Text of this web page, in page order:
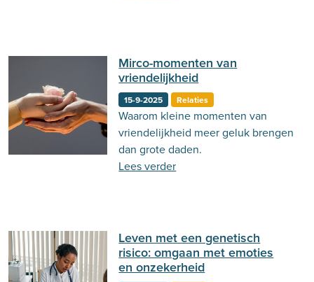
Mirco-momenten van
vriendelijkheid
15-9-2025 Relaties
Waarom kleine momenten van
vriendelijkheid meer geluk brengen
dan grote daden.
Lees verder
Leven met een genetisch
risico: omgaan met emoties
en onzekerheid